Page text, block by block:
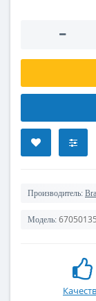
Производитель:
Модель: 67050135